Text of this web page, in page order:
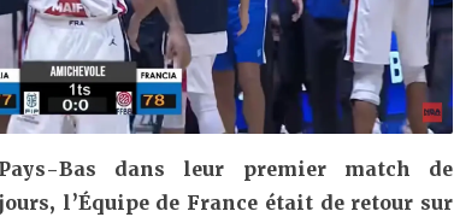
Bas dans leur premier match de
l’Équipe de France était de retour sur